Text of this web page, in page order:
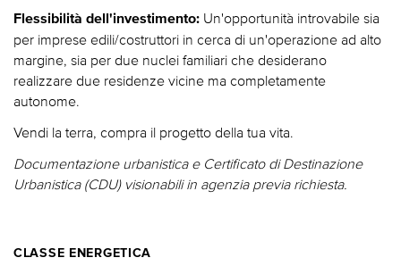
Flessibilità dell'investimento: Un'opportunità introvabile sia
per imprese edili/costruttori in cerca di un'operazione ad alto
margine, sia per due nuclei familiari che desiderano
realizzare due residenze vicine ma completamente
autonome.
Vendi la terra, compra il progetto della tua vita.
Documentazione urbanistica e Certificato di Destinazione
Urbanistica (CDU) visionabili in agenzia previa richiesta.
CLASSE ENERGETICA